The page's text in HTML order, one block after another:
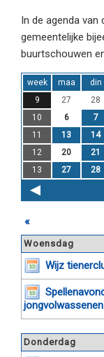
In de agenda van
gemeentelijke
buurtschouwen
week maa din
9
27 28
10
6 7
11
13 14
12
20 21
13
27 28
«
Woensdag
Wijz
jongvolwassenen
Donderdag